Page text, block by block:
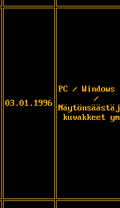
03.01.1996
PC /
/
kuvakkeet